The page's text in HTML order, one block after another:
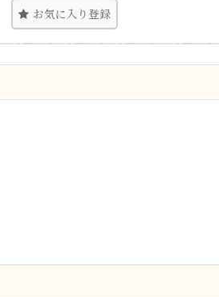
お気に入り登録